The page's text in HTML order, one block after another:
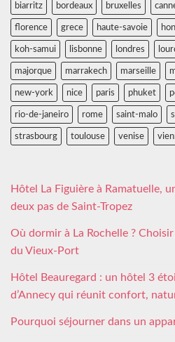
biarritz bordeaux bruxelles
florence grece haute-savoie
koh-samui lisbonne londres
majorque marrakech marseille
new-york nice paris phuket
rio-de-janeiro rome saint-malo
strasbourg toulouse venise
Hôtel La Figuière à Ramatuelle,
deux pas de Saint-Tropez
Où dormir à La Rochelle ?
du Vieux-Port
Hôtel Beauregard : un hôtel 3
d’Annecy qui réunit confort,
Pourquoi séjourner dans un